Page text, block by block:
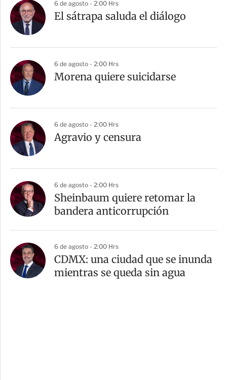
6 de agosto - 2:00 Hrs
El sátrapa saluda el diálogo
6 de agosto - 2:00 Hrs
Morena quiere suicidarse
6 de agosto - 2:00 Hrs
Agravio y censura
6 de agosto - 2:00 Hrs
Sheinbaum quiere retomar la
bandera anticorrupción
6 de agosto - 2:00 Hrs
CDMX: una ciudad que se inunda
mientras se queda sin agua